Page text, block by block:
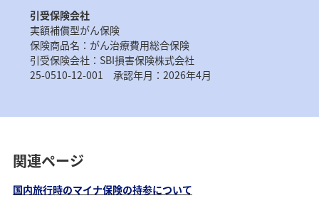
引受保険会社
実額補償型がん保険
保険商品名：がん治療費用総合保険
引受保険会社：SBI損害保険株式会社
25-0510-12-001 承認年月：2026年4月
関連ページ
国内旅行時のマイナ保険の持参について